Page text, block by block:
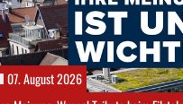
07. August 2026